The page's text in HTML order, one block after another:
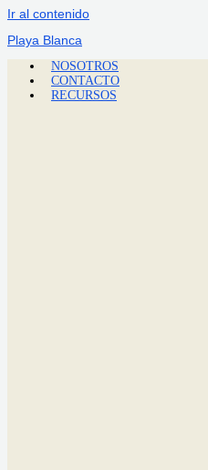
Ir al contenido
Playa Blanca
NOSOTROS
CONTACTO
RECURSOS